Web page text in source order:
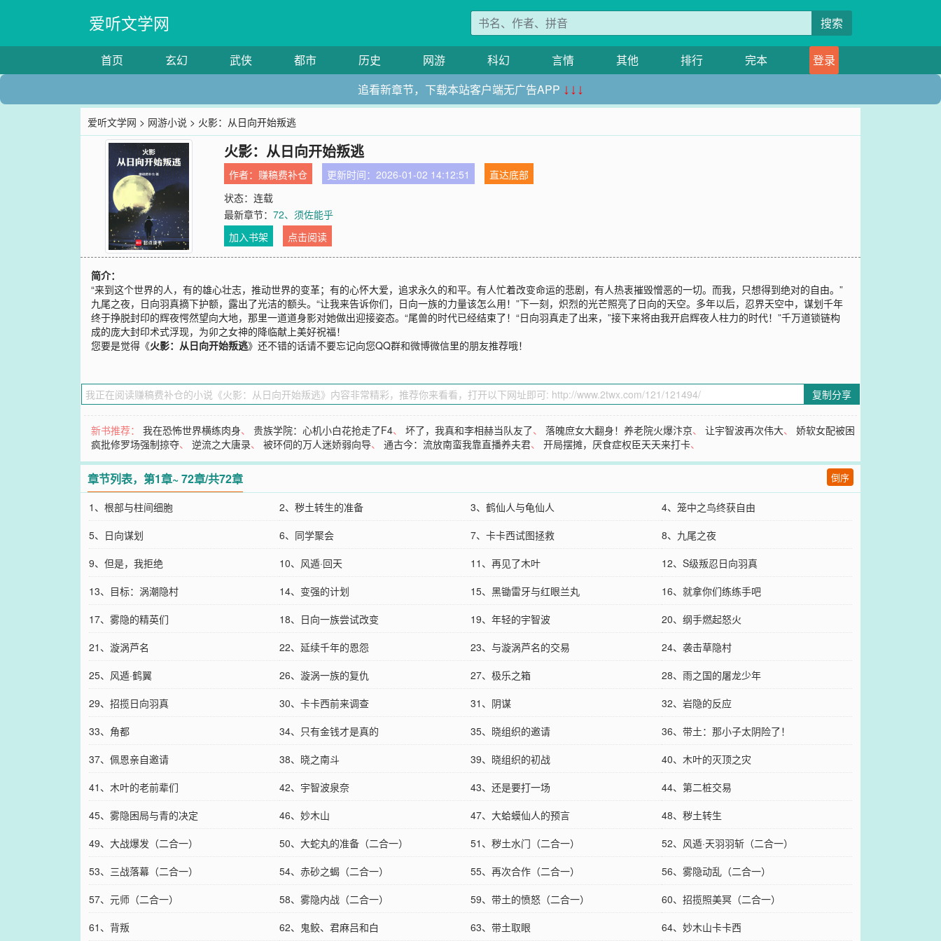
爱听文学网 搜索
首页 玄幻 武侠 都市 历史 网游 科幻 言情 其他 排行 完本
登录
追看新章节，下载本站客户端无广告APP ↓↓↓
爱听文学网 > 网游小说 > 火影：从日向开始叛逃
火影：从日向开始叛逃
作者： 赚稿费补仓 更新时间：2026-01-02 14:12:51
直达底部
状态：连载
最新章节：72、须佐能乎
加入书架
点击阅读
简介：
“来到这个世界的人，有的雄心壮志，推动世界的变革；有的心怀大爱，追求永久的和平。有人忙着改变命运的悲剧，有人热衷摧毁憎恶的一切。而我，只想得到绝对的自由。”
九尾之夜，日向羽真摘下护额，露出了光洁的额头。“让我来告诉你们，日向一族的力量该怎么用！”下一刻，炽烈的光芒照亮了日向的天空。多年以后，忍界天空中，谋划千年
终于挣脱封印的辉夜愕然望向大地，那里一道道身影对她做出迎接姿态。“尾兽的时代已经结束了！“日向羽真走了出来，”接下来将由我开启辉夜人柱力的时代！”千万道锁链构
成的庞大封印术式浮现，为卯之女神的降临献上美好祝福！
您要是觉得《火影：从日向开始叛逃》还不错的话请不要忘记向您QQ群和微博微信里的朋友推荐哦！
复制分享
新书推荐：我在恐怖世界横练肉身、贵族学院：心机小白花抢走了F4、坏了，我真和李相赫当队友了、落魄庶女大翻身！养老院火爆汴京、让宇智波再次伟大、娇软女配被困
疯批修罗场强制掠夺、逆流之大唐录、被环伺的万人迷娇弱向导、通古今：流放南蛮我靠直播养夫君、开局摆摊，厌食症权臣天天来打卡、
章节列表，第1章~ 72章/共72章 倒序
1、根部与柱间细胞 2、秽土转生的准备 3、鹤仙人与龟仙人
4、笼中之鸟终获自由
5、日向谋划
6、同学聚会 7、卡卡西试图拯救
8、九尾之夜
9、但是，我拒绝
10、风遁·回天 11、再见了木叶
12、S级叛忍日向羽真
13、目标：涡潮隐村
14、变强的计划 15、黑锄雷牙与红眼兰丸
16、就拿你们练练手吧
17、雾隐的精英们
18、日向一族尝试改变 19、年轻的宇智波
20、纲手燃起怒火
21、漩涡芦名
22、延续千年的恩怨 23、与漩涡芦名的交易
24、袭击草隐村
25、风遁·鹤翼
26、漩涡一族的复仇 27、极乐之箱
28、雨之国的屠龙少年
29、招揽日向羽真
30、卡卡西前来调查 31、阴谋
32、岩隐的反应
33、角都
34、只有金钱才是真的 35、晓组织的邀请
36、带土：那小子太阴险了！
37、佩恩亲自邀请
38、晓之南斗 39、晓组织的初战
40、木叶的灭顶之灾
41、木叶的老前辈们
42、宇智波泉奈 43、还是要打一场
44、第二桩交易
45、雾隐困局与青的决定
46、妙木山 47、大蛤蟆仙人的预言
48、秽土转生
49、大战爆发（二合一）
50、大蛇丸的准备（二合一） 51、秽土水门（二合一）
52、风遁·天羽羽斩（二合一）
53、三战落幕（二合一）
54、赤砂之蝎（二合一） 55、再次合作（二合一）
56、雾隐动乱（二合一）
57、元师（二合一）
58、雾隐内战（二合一） 59、带土的愤怒（二合一）
60、招揽照美冥（二合一）
61、背叛
62、鬼鲛、君麻吕和白 63、带土取眼 64、妙木山卡卡西